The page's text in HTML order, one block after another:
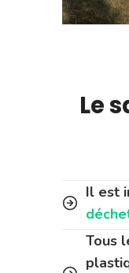
Le
Il est
Tous